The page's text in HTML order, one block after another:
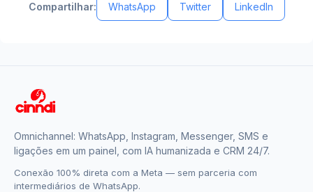
Compartilhar: WhatsApp Twitter LinkedIn
Omnichannel: WhatsApp, Instagram, Messenger, SMS e
ligações em um painel, com IA humanizada e CRM 24/7.
Conexão 100% direta com a Meta — sem parceria com
intermediários de WhatsApp.